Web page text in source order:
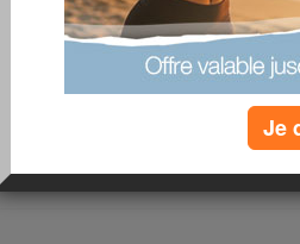
chantent le soleil est la et bientot ce sera les
supplémentaire .... alors on relache pas les
dur de trouver la motiv' en hiver qu au
Je